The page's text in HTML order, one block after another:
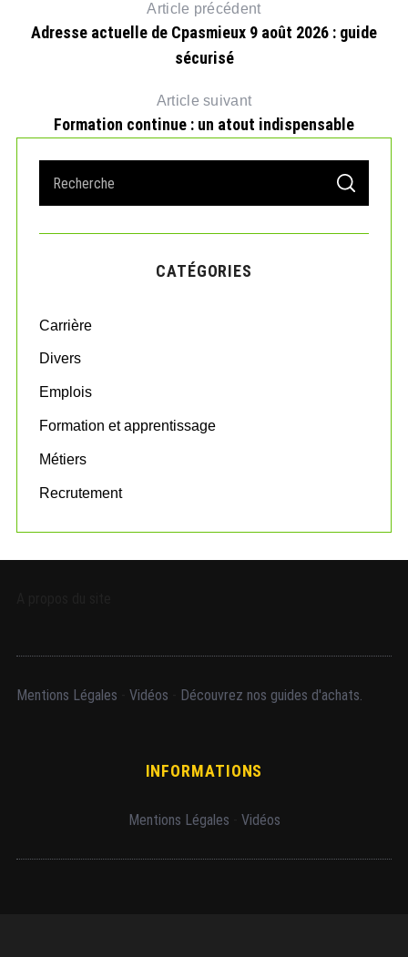
Article précédent
Adresse actuelle de Cpasmieux 9 août 2026 : guide
sécurisé
Article suivant
Formation continue : un atout indispensable
a
r
o
:
S
A
C
CATÉGORIES
Carrière
Divers
Emplois
Formation et apprentissage
Métiers
Recrutement
Mentions Légales Vidéos Découvrez nos guides d'achats.
INFORMATIONS
Mentions Légales Vidéos